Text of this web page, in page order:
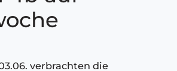
verbrachten die